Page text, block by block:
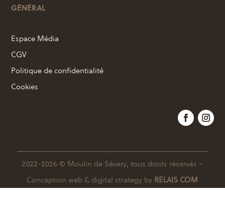
GÉNÉRAL
Espace Média
CGV
Politique de confidentialité
Cookies
2022-2026 © Moulin de Sévery, tous droits réservés –
Conception web & digital strategy by RELAIS COM